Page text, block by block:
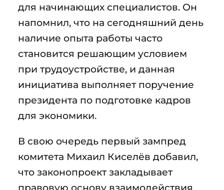
для начинающих специалистов. Он
напомнил, что на сегодняшний день
наличие опыта работы часто
становится решающим условием
при трудоустройстве, и данная
инициатива выполняет поручение
президента по подготовке кадров
для экономики.
В свою очередь первый зампред
комитета Михаил Киселёв добавил,
что законопроект закладывает
правовую основу взаимодействия